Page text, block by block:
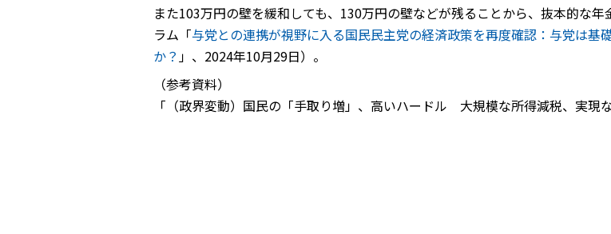
また103万円の壁を緩和しても、130万円の壁などが残ることから、抜本的な
ラム「与党との連携が視野に入る国民民主党の経済政策を再度確認：与党は基
か？」、2024年10月29日）。
（参考資料）
「（政界変動）国民の「手取り増」、高いハードル 大規模な所得減税、実現